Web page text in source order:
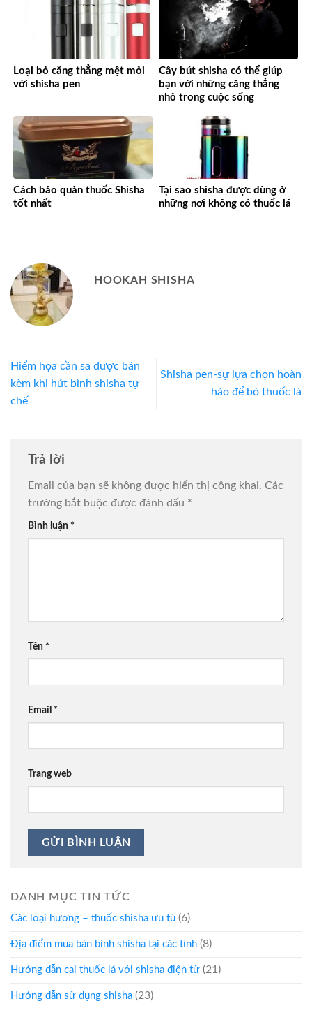
Loại bỏ căng thẳng mệt mỏi
với shisha pen
Cây bút shisha có thể giúp
bạn với những căng thẳng
nhỏ trong cuộc sống
Cách bảo quản thuốc Shisha
tốt nhất
Tại sao shisha được dùng ở
những nơi không có thuốc lá
HOOKAH SHISHA
Hiểm họa cần sa được bán
kèm khi hút bình shisha tự
chế
Shisha pen-sự lựa chọn hoàn
hảo để bỏ thuốc lá
Trả lời
Email của bạn sẽ không được hiển thị công khai. Các
trường bắt buộc được đánh dấu *
Bình luận *
Tên *
Email *
Trang web
DANH MỤC TIN TỨC
Các loại hương – thuốc shisha ưu tú (6)
Địa điểm mua bán bình shisha tại các tỉnh (8)
Hướng dẫn cai thuốc lá với shisha điện tử (21)
Hướng dẫn sử dụng shisha (23)